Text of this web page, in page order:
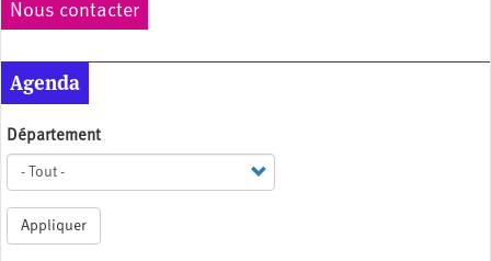
Nous contacter
Agenda
Département
Appliquer